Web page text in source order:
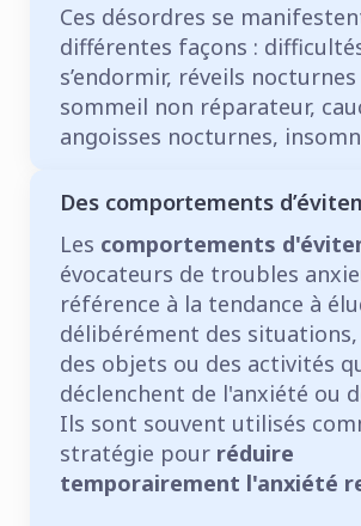
Ces désordres se
différentes façons :
s’endormir, réveils
sommeil non réparateur,
angoisses nocturnes,
Des comportements
Les comportements
évocateurs de troubles
référence à la tendance à
délibérément des situations,
des objets ou des activités
déclenchent de l'anxiété ou
Ils sont souvent utilisés
stratégie pour réduire
temporairement l'anxiété